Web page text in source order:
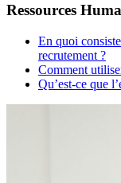
Ressources
En quoi
recrutement ?
Comment
Qu’est-ce que